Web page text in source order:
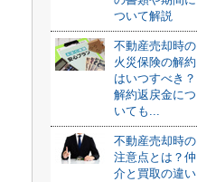
ついて解説
不動産売却時の
火災保険の解約
はいつすべき？
解約返戻金につ
いても...
不動産売却時の
注意点とは？仲
介と買取の違い